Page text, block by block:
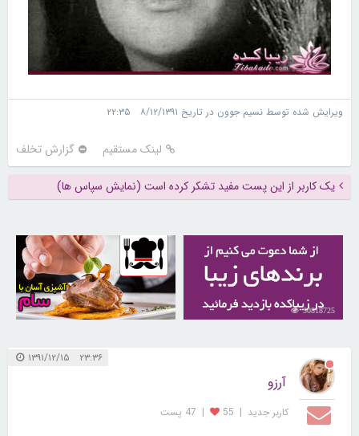
ویرایش شده توسط نسیم جوون در تاریخ ۸/۱۲/۱۳۹۱ ۲۲:۳۵
لینک مستقیم گزارش تخلف
یک کاربر از این پست مفید تشکر کرده است (نمایش سپاس ها)
30818725
30257593
۲۳:۳۶ ۱۳۹۱/۱۲/۱۵
آرزو
کاربر جديد |
55
| 47 پست